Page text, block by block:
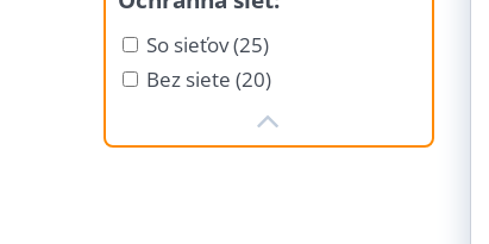
So sieťov (25)
Bez siete (20)